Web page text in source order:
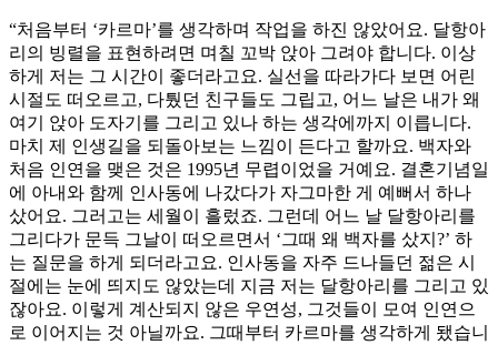
“처음부터 ‘카르마’를 생각하며 작업을 하진 않았어요. 달항아
리의 빙렬을 표현하려면 며칠 꼬박 앉아 그려야 합니다. 이상
하게 저는 그 시간이 좋더라고요. 실선을 따라가다 보면 어린
시절도 떠오르고, 다퉜던 친구들도 그립고, 어느 날은 내가 왜
여기 앉아 도자기를 그리고 있나 하는 생각에까지 이릅니다.
마치 제 인생길을 되돌아보는 느낌이 든다고 할까요. 백자와
처음 인연을 맺은 것은 1995년 무렵이었을 거예요. 결혼기념일
에 아내와 함께 인사동에 나갔다가 자그마한 게 예뻐서 하나
샀어요. 그러고는 세월이 흘렀죠. 그런데 어느 날 달항아리를
그리다가 문득 그날이 떠오르면서 ‘그때 왜 백자를 샀지?’ 하
는 질문을 하게 되더라고요. 인사동을 자주 드나들던 젊은 시
절에는 눈에 띄지도 않았는데 지금 저는 달항아리를 그리고 있
잖아요. 이렇게 계산되지 않은 우연성, 그것들이 모여 인연으
로 이어지는 것 아닐까요. 그때부터 카르마를 생각하게 됐습니